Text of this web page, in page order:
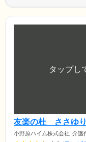
友楽の杜 ささゆり
小野原ハイム株式会社 介護